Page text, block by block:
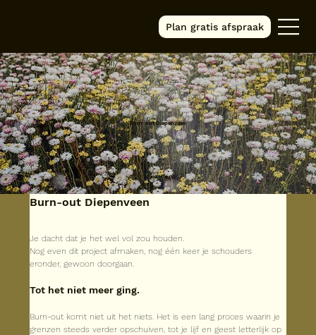
Plan gratis afspraak
Burn-out Diepenveen
Burn-out Diepenveen
Je dacht dat je het wel vol zou houden.
Nog even dit project afmaken, nog één keer je schouders
eronder, gewoon doorgaan.
Tot het niet meer ging.
Burn-out komt niet uit het niets. Het is een lang proces waarin je
grenzen steeds verder opschuiven, tot je lijf en geest letterlijk op